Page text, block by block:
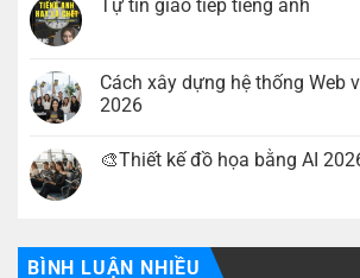
bị
2026
ở
tồn
trong
thế
bạc
Tự tin giao tiếp tiếng anh
luận
ở
Tự
tiếp
tiếng
Cách xây dựng hệ thống Web
2026
bình
hệ
thống
🎨Thiết kế đồ họa bằng AI
ở
🎨
BÌNH LUẬN NHIỀU